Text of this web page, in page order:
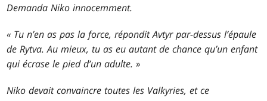
Demanda Niko innocemment.
« Tu n’en as pas la force, répondit Avtyr par-dessus l’épaule
de Rytva. Au mieux, tu as eu autant de chance qu’un enfant
qui écrase le pied d’un adulte. »
Niko devait convaincre toutes les Valkyries, et ce